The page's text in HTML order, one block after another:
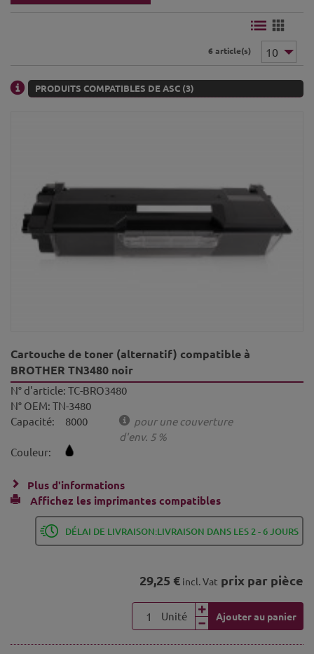
6 article(s)
PRODUITS COMPATIBLES DE ASC (3)
Cartouche de toner (alternatif) compatible à
BROTHER TN3480 noir
N° d'article: TC-BRO3480
N° OEM: TN-3480
Capacité:
8000
pour une couverture
d'env. 5 %
Couleur:
Plus d'informations
Affichez les imprimantes compatibles
DÉLAI DE LIVRAISON:LIVRAISON DANS LES 2 - 6 JOURS
29,25 € incl. Vat prix par pièce
Unité Ajouter au panier